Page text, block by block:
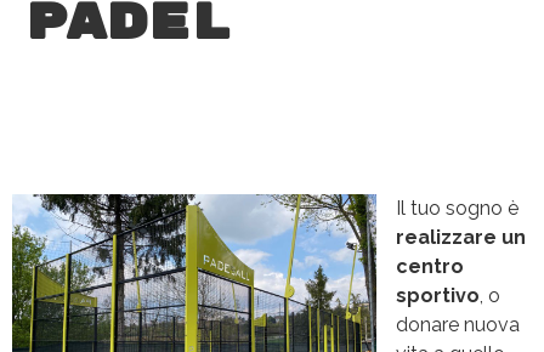
Padel
Il tuo sogno è
realizzare un
centro
sportivo, o
donare nuova